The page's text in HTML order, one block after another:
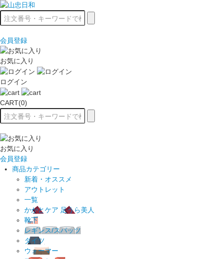
会員登録
お気に入り
ログイン
CART(0)
お気に入り
会員登録
商品カテゴリー
新着・オススメ
アウトレット
一覧
かかとケア 足うら美人
靴下
レギンス/スパッツ
タイツ
ウォーマー